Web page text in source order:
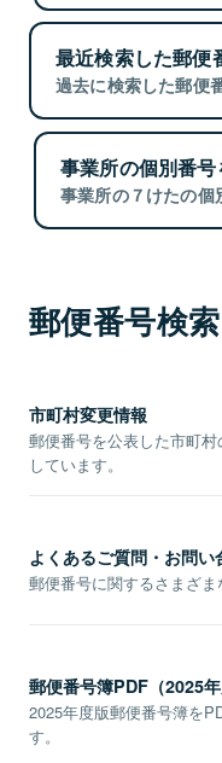
最近検索した郵便
過去に検索した郵便
事業所の個別番
事業所の７けたの個
郵便番号検
市町村変更情報
郵便番号を公表した市町
しています。
よくあるご質問・お問い
郵便番号に関するさまざま
郵便番号簿PDF（2025年
2025年度版郵便番号簿を
す。